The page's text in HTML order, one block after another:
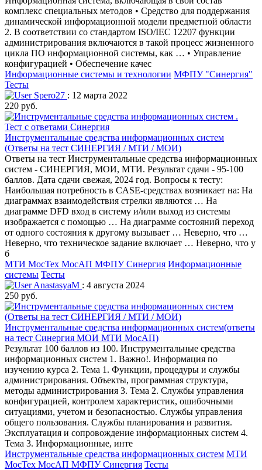
комплекс специальных методов • Средство для поддержания
динамической информационной модели предметной области
2. В соответствии со стандартом ISO/IEC 12207 функции
администрирования включаются в такой процесс жизненного
цикла ПО информационной системы, как … • Управление
конфигурацией • Обеспечение качес
Информационные системы и технологии МФПУ "Синергия"
Тесты
Spero27 : 12 марта 2022
220 руб.
Инструментальные средства информационных систем
(Ответы на тест СИНЕРГИЯ / МТИ / МОИ)
Ответы на тест Инструментальные средства информационных
систем - СИНЕРГИЯ, МОИ, МТИ. Результат сдачи - 95-100
баллов. Дата сдачи свежая, 2024 год. Вопросы к тесту:
Наибольшая потребность в CASE-средствах возникает на: На
диаграммах взаимодействия стрелки являются … На
диаграмме DFD вход в систему и/или выход из системы
изображается с помощью … На диаграмме состояний переход
от одного состояния к другому вызывает … Неверно, что …
Неверно, что техническое задание включает … Неверно, что у
б
МТИ МосТех МосАП МФПУ Синергия Информационные
системы Тесты
AnastasyaM : 4 августа 2024
250 руб.
Инструментальные средства информационных систем(ответы
на тест Синергия МОИ МТИ МосАП)
Результат 100 баллов из 100. Инструментальные средства
информационных систем 1. Важно!. Информация по
изучению курса 2. Тема 1. Функции, процедуры и службы
администрирования. Объекты, программная структура,
методы администрирования 3. Тема 2. Службы управления
конфигурацией, контролем характеристик, ошибочными
ситуациями, учетом и безопасностью. Службы управления
общего пользования. Службы планирования и развития.
Эксплуатация и сопровождение информационных систем 4.
Тема 3. Информационные, инте
Инструментальные средства информационных систем МТИ
МосТех МосАП МФПУ Синергия Тесты